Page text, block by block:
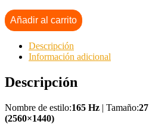
Añadir al carrito
Descripción
Información adicional
Descripción
Nombre de estilo:165 Hz | Tamaño:
(2560×1440)